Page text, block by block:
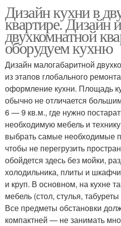
Дизайн кухни в
квартире. Дизайн
двухкомнатной
оборудуем кухню
Дизайн малогабаритной
из этапов глобального
оформление кухни. Площадь
обычно не отличается
6 — 9 кв.м., где нужно
необходимую мебель и
выбрать самые необходимые
чтобы не перегрузить
обойдется здесь без мойки,
холодильника, плиты и
и круп. В основном, на кухне
мебель (стол, стулья,
Все предметы обстановки
компактней — не занимать